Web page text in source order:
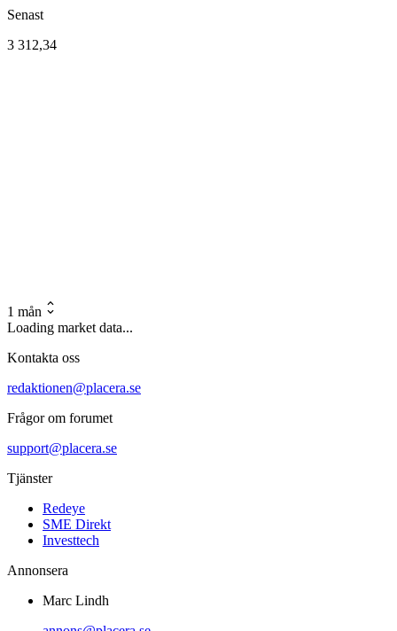
Senast
3 312,34
1 mån
Loading market data...
Kontakta oss
redaktionen@placera.se
Frågor om forumet
support@placera.se
Tjänster
Redeye
SME Direkt
Investtech
Annonsera
Marc Lindh